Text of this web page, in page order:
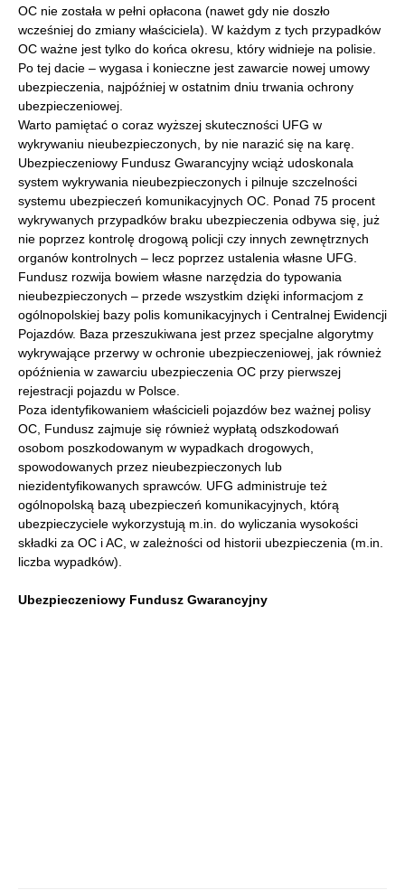
OC nie została w pełni opłacona (nawet gdy nie doszło
wcześniej do zmiany właściciela). W każdym z tych przypadków
OC ważne jest tylko do końca okresu, który widnieje na polisie.
Po tej dacie – wygasa i konieczne jest zawarcie nowej umowy
ubezpieczenia, najpóźniej w ostatnim dniu trwania ochrony
ubezpieczeniowej.
Warto pamiętać o coraz wyższej skuteczności UFG w
wykrywaniu nieubezpieczonych, by nie narazić się na karę.
Ubezpieczeniowy Fundusz Gwarancyjny wciąż udoskonala
system wykrywania nieubezpieczonych i pilnuje szczelności
systemu ubezpieczeń komunikacyjnych OC. Ponad 75 procent
wykrywanych przypadków braku ubezpieczenia odbywa się, już
nie poprzez kontrolę drogową policji czy innych zewnętrznych
organów kontrolnych – lecz poprzez ustalenia własne UFG.
Fundusz rozwija bowiem własne narzędzia do typowania
nieubezpieczonych – przede wszystkim dzięki informacjom z
ogólnopolskiej bazy polis komunikacyjnych i Centralnej Ewidencji
Pojazdów. Baza przeszukiwana jest przez specjalne algorytmy
wykrywające przerwy w ochronie ubezpieczeniowej, jak również
opóźnienia w zawarciu ubezpieczenia OC przy pierwszej
rejestracji pojazdu w Polsce.
Poza identyfikowaniem właścicieli pojazdów bez ważnej polisy
OC, Fundusz zajmuje się również wypłatą odszkodowań
osobom poszkodowanym w wypadkach drogowych,
spowodowanych przez nieubezpieczonych lub
niezidentyfikowanych sprawców. UFG administruje też
ogólnopolską bazą ubezpieczeń komunikacyjnych, którą
ubezpieczyciele wykorzystują m.in. do wyliczania wysokości
składki za OC i AC, w zależności od historii ubezpieczenia (m.in.
liczba wypadków).
Ubezpieczeniowy Fundusz Gwarancyjny